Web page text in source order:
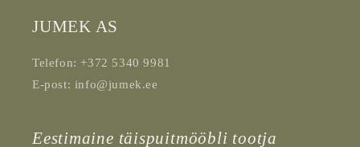
JUMEK AS
Telefon: +372 5340 9981
E-post: info@jumek.ee
Eestimaine täispuitmööbli tootja